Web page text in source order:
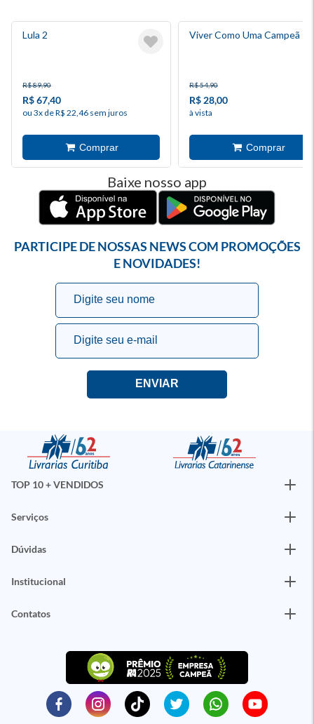
Lula 2
R$ 89,90
R$ 67,40
ou 3x de R$ 22,46 sem juros
Viver Como Uma Campeã
R$ 54,90
R$ 28,00
à vista
Baixe nosso app
PARTICIPE DE NOSSAS NEWS COM PROMOÇÕES
E NOVIDADES!
TOP 10 + VENDIDOS
Serviços
Dúvidas
Institucional
Contatos